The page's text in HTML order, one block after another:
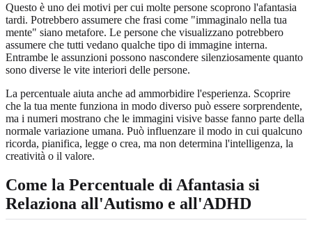
Questo è uno dei motivi per cui molte persone scoprono l'afantasia
tardi. Potrebbero assumere che frasi come "immaginalo nella tua
mente" siano metafore. Le persone che visualizzano potrebbero
assumere che tutti vedano qualche tipo di immagine interna.
Entrambe le assunzioni possono nascondere silenziosamente quanto
sono diverse le vite interiori delle persone.
La percentuale aiuta anche ad ammorbidire l'esperienza. Scoprire
che la tua mente funziona in modo diverso può essere sorprendente,
ma i numeri mostrano che le immagini visive basse fanno parte della
normale variazione umana. Può influenzare il modo in cui qualcuno
ricorda, pianifica, legge o crea, ma non determina l'intelligenza, la
creatività o il valore.
Come la Percentuale di Afantasia si
Relaziona all'Autismo e all'ADHD